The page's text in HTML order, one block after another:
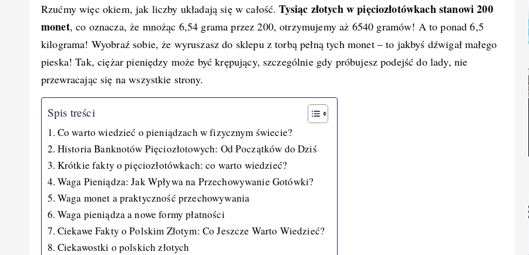
Rzućmy więc okiem, jak liczby układają się w całość.Tysiąc złotych w pięciozłotówkach stanowi 200
monet, co oznacza, że mnożąc 6,54 grama przez 200, otrzymujemy aż 6540 gramów! A to ponad 6,5
kilograma! Wyobraź sobie, że wyruszasz do sklepu z torbą pełną tych monet – to jakbyś dźwigał małego
pieska! Tak, ciężar pieniędzy może być krępujący, szczególnie gdy próbujesz podejść do lady, nie
przewracając się na wszystkie strony.
Spis treści
Co warto wiedzieć o pieniądzach w fizycznym świecie?
Historia Banknotów Pięciozłotowych: Od Początków do Dziś
Krótkie fakty o pięciozłotówkach: co warto wiedzieć?
Waga Pieniądza: Jak Wpływa na Przechowywanie Gotówki?
Waga monet a praktyczność przechowywania
Waga pieniądza a nowe formy płatności
Ciekawe Fakty o Polskim Złotym: Co Jeszcze Warto Wiedzieć?
Ciekawostki o polskich złotych